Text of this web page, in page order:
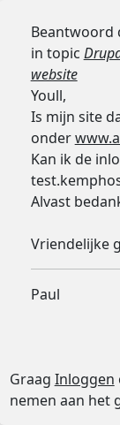
Beantwoord
in topic
website
Youll,
Is mijn site
onder
Kan ik de
Alvast
Vriendelijke
Paul
Graag Inloggen
nemen aan het